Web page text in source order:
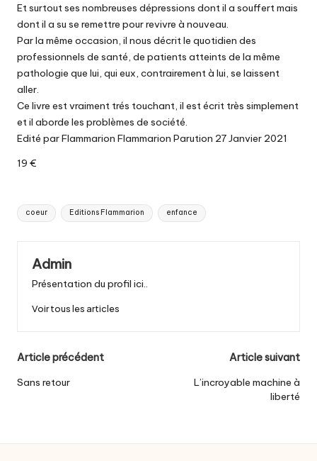
Et surtout ses nombreuses dépressions dont il a souffert mais
dont il a su se remettre pour revivre à nouveau.
Par la même occasion, il nous décrit le quotidien des
professionnels de santé, de patients atteints de la même
pathologie que lui, qui eux, contrairement à lui, se laissent
aller.
Ce livre est vraiment trés touchant, il est écrit très simplement
et il aborde les problèmes de société.
Edité par Flammarion Flammarion Parution 27 Janvier 2021
19 €
Tags:
coeur Editions Flammarion enfance
Admin
Présentation du profil ici..
Voir tous les articles
Post
navigation
Article précédent
Sans retour
Article suivant
L’incroyable machine à
liberté